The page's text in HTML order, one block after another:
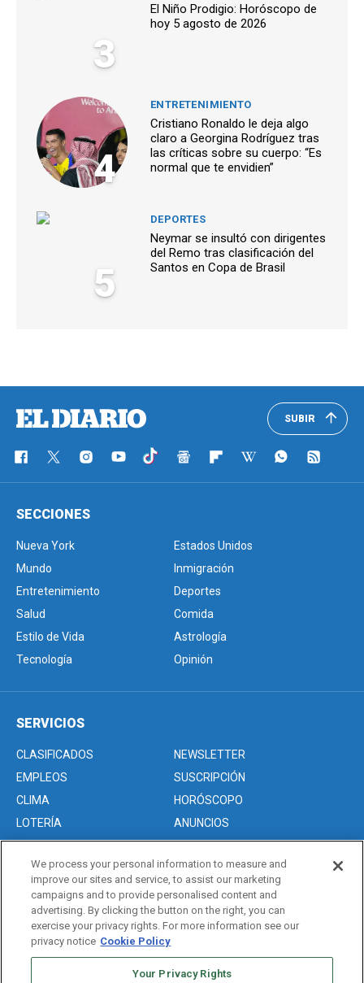
3
El Niño Prodigio: Horóscopo de
hoy 5 agosto de 2026
4
ENTRETENIMIENTO
Cristiano Ronaldo le deja algo
claro a Georgina Rodríguez tras
las críticas sobre su cuerpo: “Es
normal que te envidien”
5
DEPORTES
Neymar se insultó con dirigentes
del Remo tras clasificación del
Santos en Copa de Brasil
SUBIR
SECCIONES
Nueva York
Estados Unidos
Mundo
Inmigración
Entretenimiento
Deportes
Salud
Comida
Estilo de Vida
Astrología
Tecnología
Opinión
SERVICIOS
CLASIFICADOS
NEWSLETTER
EMPLEOS
SUSCRIPCIÓN
CLIMA
HORÓSCOPO
LOTERÍA
ANUNCIOS
Acerca de nosotros
Advertise with Us/Anuncios
Politica de Privacidad
Editorial Guidelines
We process your personal information to measure and
improve our sites and service, to assist our marketing
campaigns and to provide personalised content and
advertising. By clicking the button on the right, you can
exercise your privacy rights. For more information see our
privacy notice Cookie Policy
Your Privacy Rights